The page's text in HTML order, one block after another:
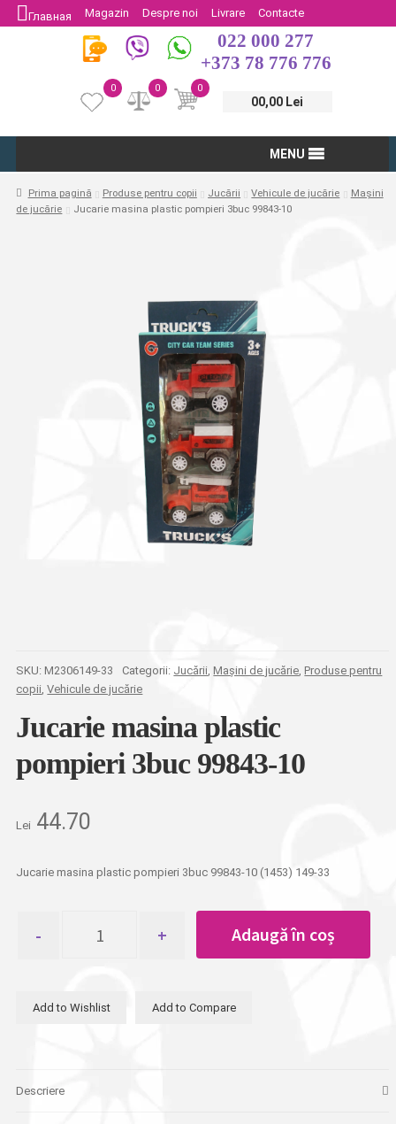
Главная Magazin Despre noi Livrare
Contacte
Protectia Consumatorului
Întoarcere
022 000 277
+373 78 776 776
0
00,00 Lei
0
0
MENU
Prima pagină Produse pentru copii Jucării Vehicule de jucărie
Mașini
de jucărie
Jucarie masina plastic pompieri 3buc 99843-10
SKU: M2306149-33 Categorii: Jucării, Mașini de jucărie, Produse pentru
copii,Vehicule de jucărie
Jucarie masina plastic
pompieri 3buc 99843-10
Lei 44.70
Jucarie masina plastic pompieri 3buc 99843-10 (1453) 149-33
Jucarie
3buc
Adaugă în coș
Add to Wishlist Add to Compare
Descriere